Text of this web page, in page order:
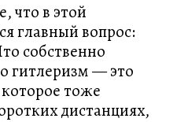
что в этой
главный вопрос:
собственно
гитлеризм — это
тоже
дистанциях,